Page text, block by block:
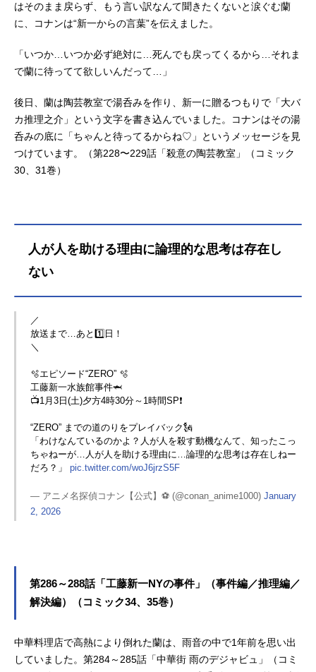
はそのまま戻らず、もう言い訳なんて聞きたくないと涙ぐむ蘭
に、コナンは“新一からの言葉”を伝えました。
「いつか…いつか必ず絶対に…死んでも戻ってくるから…それま
で蘭に待ってて欲しいんだって…」
後日、蘭は陶芸教室で湯呑みを作り、新一に贈るつもりで「大バ
カ推理之介」という文字を書き込んでいました。コナンはその湯
呑みの底に「ちゃんと待ってるからね♡」というメッセージを見
つけています。（第228〜229話「殺意の陶芸教室」（コミック
30、31巻）
人が人を助ける理由に論理的な思考は存在し
ない
／
放送まで…あと1️⃣日！
＼
🫧エピソード“ZERO” 🫧
工藤新一水族館事件🦈
📺1月3日(土)夕方4時30分～1時間SP❗
“ZERO” までの道のりをプレイバック🗽
「わけなんているのかよ？人が人を殺す動機なんて、知ったこっ
ちゃねーが…人が人を助ける理由に…論理的な思考は存在しねー
だろ？」 pic.twitter.com/woJ6jrzS5F
— アニメ名探偵コナン【公式】⚽️ (@conan_anime1000) January
2, 2026
第286～288話「工藤新一NYの事件」（事件編／推理編／
解決編）（コミック34、35巻）
中華料理店で高熱により倒れた蘭は、雨音の中で1年前を思い出
していました。第284～285話「中華街 雨のデジャビュ」（コミ